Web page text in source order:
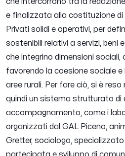
che intercorrono tra la
e finalizzata alla costituzione
Privati solidi e operativi, per
sostenibili relativi a servizi, beni
che integrino dimensioni sociali,
favorendo la coesione sociale e
aree rurali. Per fare ciò, si è
quindi un sistema strutturato di
accompagnamento, come i
organizzati dal GAL Piceno,
Gretter, sociologo,